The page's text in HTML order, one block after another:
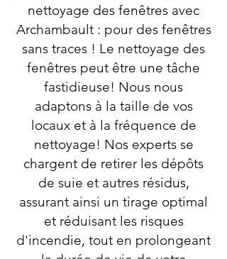
nettoyage des fenêtres avec
Archambault : pour des fenêtres
sans traces ! Le nettoyage des
fenêtres peut être une tâche
fastidieuse! Nous nous
adaptons à la taille de vos
locaux et à la fréquence de
nettoyage! Nos experts se
chargent de retirer les dépôts
de suie et autres résidus,
assurant ainsi un tirage optimal
et réduisant les risques
d'incendie, tout en prolongeant